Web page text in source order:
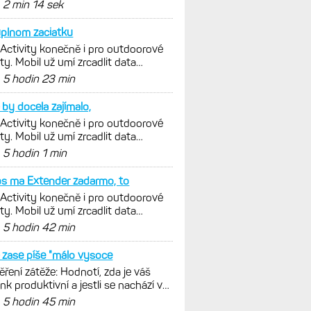
2 min 14 sek
zaciatku
konečně i pro outdoorové
Mobil už umí zrcadlit data
běhu i chůze
5 hodin 23 min
docela zajímalo,
konečně i pro outdoorové
Mobil už umí zrcadlit data
běhu i chůze
5 hodin 1 min
ma Extender zadarmo, to
konečně i pro outdoorové
Mobil už umí zrcadlit data
běhu i chůze
5 hodin 42 min
zase píše "málo vysoce
zátěže: Hodnotí, zda je váš
produktivní a jestli se nachází v
oblastech
5 hodin 45 min